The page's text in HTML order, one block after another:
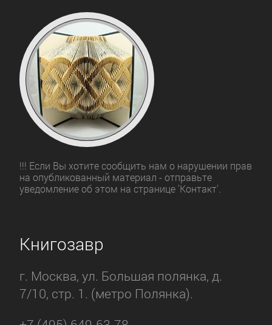
!!! Если Вы хотите сообщить нам о нарушении прав
на опубликованный материал - отправьте
уведомление об этом на странице 'Контакт'.
Книгозавр
г. Москва, ул. Большая полянка, д.
7/10, стр. 1. (метро Полянка).